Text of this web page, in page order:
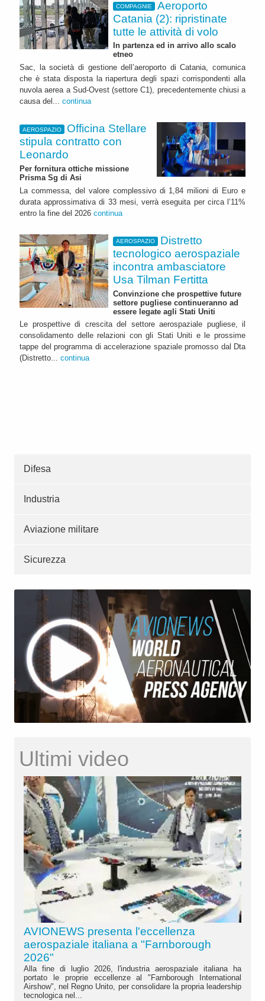
COMPAGNIE
Aeroporto
Catania (2): ripristinate
tutte le attività di volo
In partenza ed in arrivo allo scalo
etneo
Sac, la società di gestione dell’aeroporto di Catania, comunica
che è stata disposta la riapertura degli spazi corrispondenti alla
nuvola aerea a Sud-Ovest (settore C1), precedentemente chiusi a
causa del... continua
AEROSPAZIO
Officina Stellare
stipula contratto con
Leonardo
Per fornitura ottiche missione
Prisma Sg di Asi
La commessa, del valore complessivo di 1,84 milioni di Euro e
durata approssimativa di 33 mesi, verrà eseguita per circa l’11%
entro la fine del 2026 continua
AEROSPAZIO
Distretto
tecnologico aerospaziale
incontra ambasciatore
Usa Tilman Fertitta
Convinzione che prospettive future
settore pugliese continueranno ad
essere legate agli Stati Uniti
Le prospettive di crescita del settore aerospaziale pugliese, il
consolidamento delle relazioni con gli Stati Uniti e le prossime
tappe del programma di accelerazione spaziale promosso dal Dta
(Distretto... continua
Difesa
Industria
Aviazione militare
Sicurezza
Ultimi video
AVIONEWS presenta l'eccellenza
aerospaziale italiana a "Farnborough
2026"
Alla fine di luglio 2026, l'industria aerospaziale italiana ha
portato le proprie eccellenze al "Farnborough International
Airshow", nel Regno Unito, per consolidare la propria leadership
tecnologica nel...